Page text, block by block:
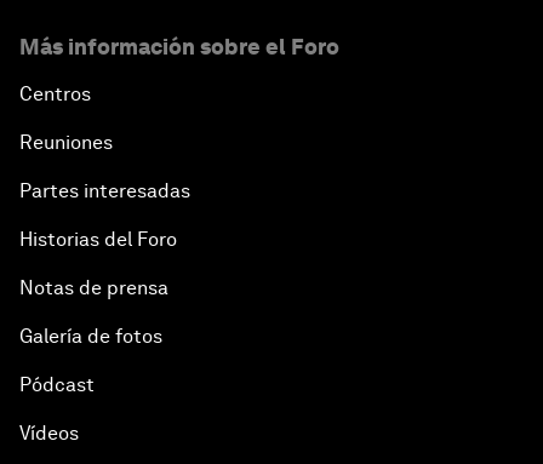
Más información sobre el Foro
Centros
Reuniones
Partes interesadas
Historias del Foro
Notas de prensa
Galería de fotos
Pódcast
Vídeos